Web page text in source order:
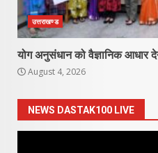
उत्तराखण्ड
योग अनुसंधान को वैज्ञानिक आधार
August 4, 2026
NEWS DASTAK100 LIVE